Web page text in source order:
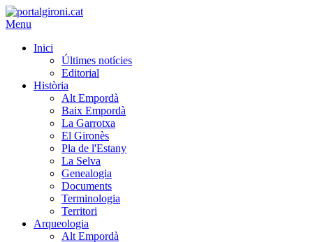
Menu
Inici
Últimes notícies
Editorial
Història
Alt Empordà
Baix Empordà
La Garrotxa
El Gironès
Pla de l'Estany
La Selva
Genealogia
Documents
Terminologia
Territori
Arqueologia
Alt Empordà